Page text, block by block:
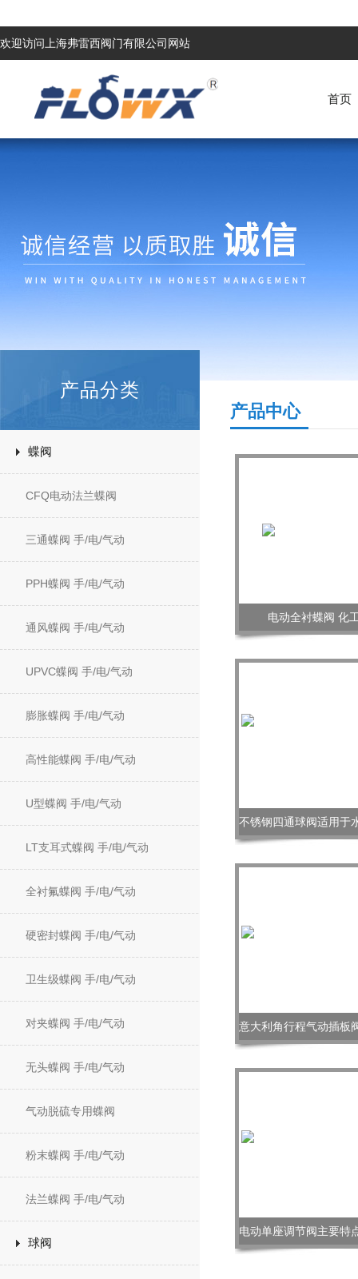
欢迎访问上海弗雷西阀门有限公司网站
首页
产品分类
蝶阀
CFQ电动法兰蝶阀
三通蝶阀 手/电/气动
PPH蝶阀 手/电/气动
通风蝶阀 手/电/气动
UPVC蝶阀 手/电/气动
膨胀蝶阀 手/电/气动
高性能蝶阀 手/电/气动
U型蝶阀 手/电/气动
LT支耳式蝶阀 手/电/气动
全衬氟蝶阀 手/电/气动
硬密封蝶阀 手/电/气动
卫生级蝶阀 手/电/气动
对夹蝶阀 手/电/气动
无头蝶阀 手/电/气动
气动脱硫专用蝶阀
粉末蝶阀 手/电/气动
法兰蝶阀 手/电/气动
球阀
产品中心
电动全衬蝶阀 化